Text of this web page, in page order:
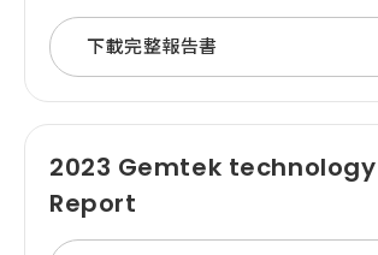
下載完整報告書
2023 Gemtek technology
Report